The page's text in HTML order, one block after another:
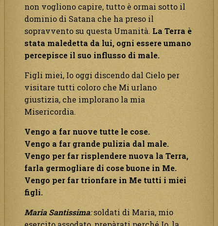
non vogliono capire, tutto è ormai sotto il
dominio di Satana che ha preso il
sopravvento su questa Umanità. La Terra è
stata maledetta da lui, ogni essere umano
percepisce il suo influsso di male.
Figli miei, Io oggi discendo dal Cielo per
visitare tutti coloro che Mi urlano
giustizia, che implorano la mia
Misericordia.
Vengo a far nuove tutte le cose.
Vengo a far grande pulizia dal male.
Vengo per far risplendere nuova la Terra,
farla germogliare di cose buone in Me.
Vengo per far trionfare in Me tutti i miei
figli.
Maria Santissima:soldati di Maria, mio